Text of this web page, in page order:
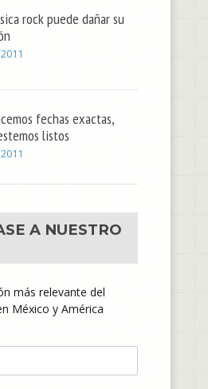
rock puede dañar su
fechas exactas,
listos
A NUESTRO
más relevante del
México y América